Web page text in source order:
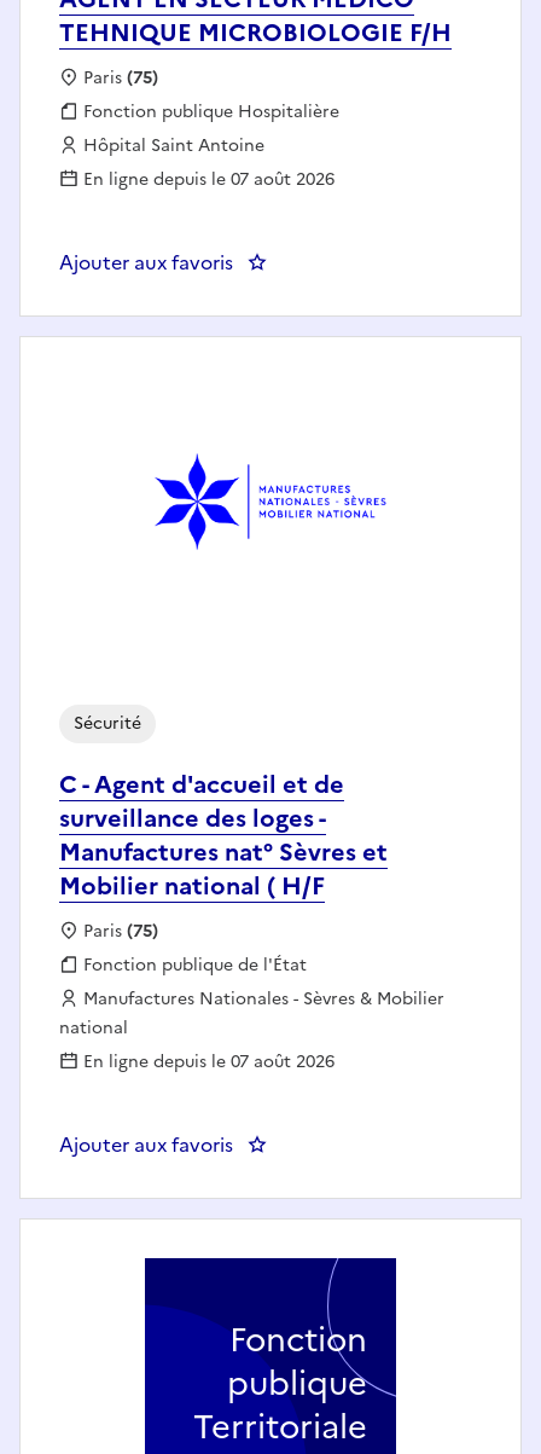
TEHNIQUE MICROBIOLOGIE F/H
Localisation :
Paris(75)
Fonction publique :
Fonction publique Hospitalière
Employeur :
Hôpital Saint Antoine
En ligne depuis le 07 août 2026
Ajouter aux favoris : AGENT EN SECTEUR
C - Agent d'accueil et de
surveillance des loges -
Manufactures nat° Sèvres et
Mobilier national ( H/F
Sécurité
Localisation :
Paris(75)
Fonction publique :
Fonction publique de l'État
Employeur :
Manufactures Nationales - Sèvres & Mobilier
national
En ligne depuis le 07 août 2026
Ajouter aux favoris : C - Agent d'accueil et de
Fonction
publique
Territoriale